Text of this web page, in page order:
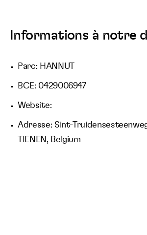
Informations à notre
Parc: HANNUT
BCE: 0429006947
Website:
Adresse: Sint-
TIENEN, Belgium